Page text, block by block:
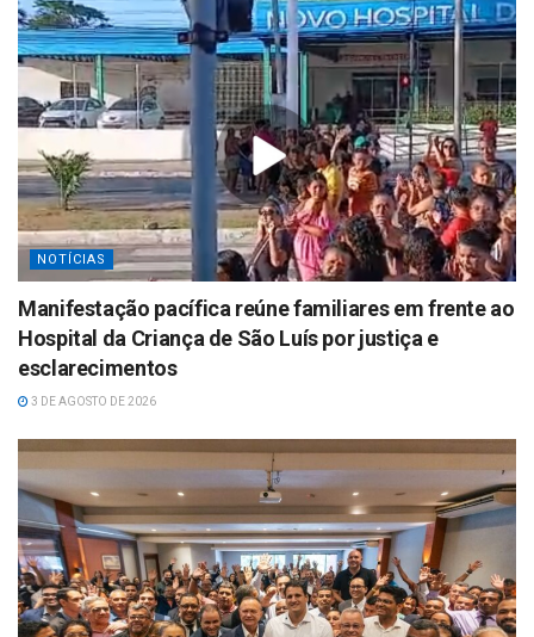
NOTÍCIAS
Manifestação pacífica reúne familiares em frente ao
Hospital da Criança de São Luís por justiça e
esclarecimentos
3 DE AGOSTO DE 2026